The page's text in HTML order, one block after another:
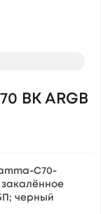
BK ARGB
C70-
закалённое
черный